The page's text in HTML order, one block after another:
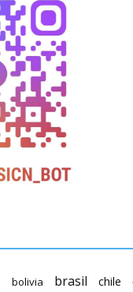
bolivia brasil chile